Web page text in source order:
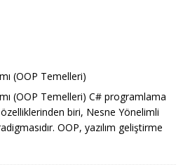
(OOP Temelleri)
(OOP Temelleri) C# programlama
biri, Nesne Yönelimli
OOP, yazılım geliştirme